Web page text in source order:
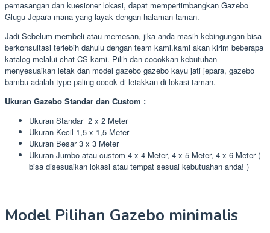
pemasangan dan kuesioner lokasi, dapat mempertimbangkan Gazebo
Glugu Jepara mana yang layak dengan halaman taman.
Jadi Sebelum membeli atau memesan, jika anda masih kebingungan bisa
berkonsultasi terlebih dahulu dengan team kami.kami akan kirim beberapa
katalog melalui chat CS kami. Pilih dan cocokkan kebutuhan
menyesuaikan letak dan model gazebo gazebo kayu jati jepara, gazebo
bambu adalah type paling cocok di letakkan di lokasi taman.
Ukuran Gazebo Standar dan Custom :
Ukuran Standar 2 x 2 Meter
Ukuran Kecil 1,5 x 1,5 Meter
Ukuran Besar 3 x 3 Meter
Ukuran Jumbo atau custom 4 x 4 Meter, 4 x 5 Meter, 4 x 6 Meter (
bisa disesuaikan lokasi atau tempat sesuai kebutuahan anda! )
Model Pilihan Gazebo minimalis